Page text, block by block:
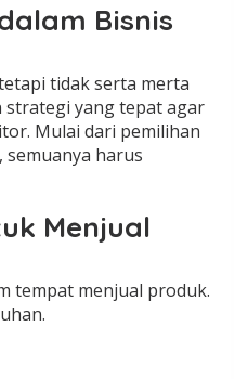
Bisnis
tidak serta merta
yang tepat agar
Mulai dari pemilihan
harus
Menjual
tempat menjual produk.